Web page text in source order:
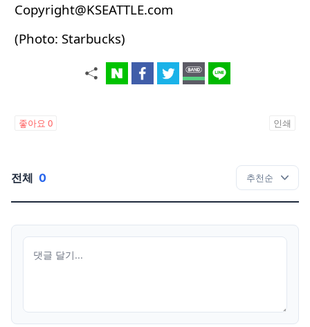
Copyright@KSEATTLE.com
(Photo: Starbucks)
좋아요 0 인쇄
전체 0